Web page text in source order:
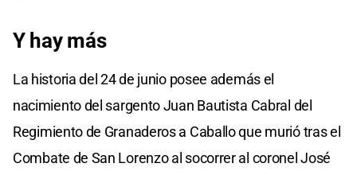
Y hay más
La historia del 24 de junio posee además el
nacimiento del sargento Juan Bautista Cabral del
Regimiento de Granaderos a Caballo que murió tras el
Combate de San Lorenzo al socorrer al coronel José